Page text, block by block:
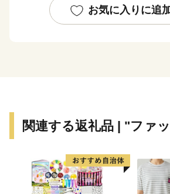
あり、近松門左衛門が幼少期を過ご
しのぶ街並みが残っています。また
さばえスイーツなど、数え切れない
お気に入りに追
関連する返礼品 | "ファ